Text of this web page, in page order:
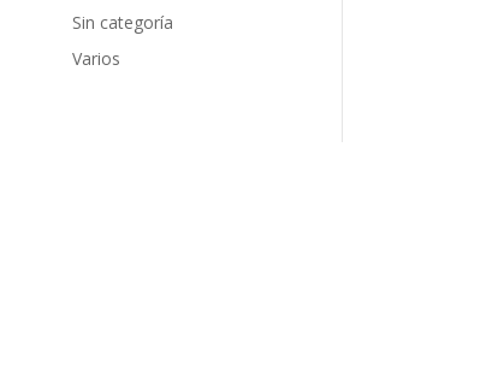
Sin categoría
Varios